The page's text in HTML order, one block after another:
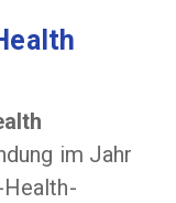
im Jahr